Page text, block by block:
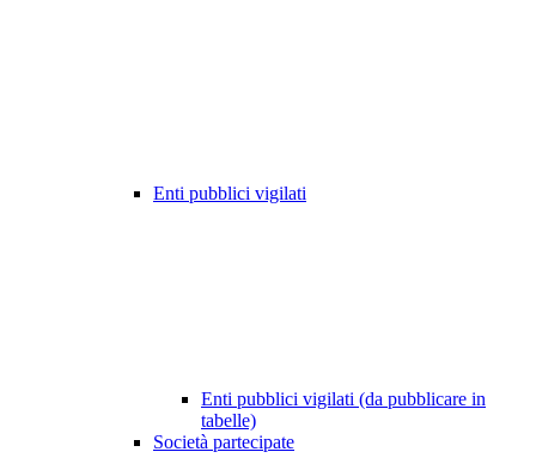
Enti pubblici vigilati
Enti pubblici vigilati (da pubblicare in
tabelle)
Società partecipate